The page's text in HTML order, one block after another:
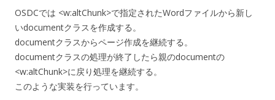
OSDCでは <w:altChunk>で指定されたWordファイルから新し
いdocumentクラスを作成する。
documentクラスからページ作成を継続する。
documentクラスの処理が終了したら親のdocumentの
<w:altChunk>に戻り処理を継続する。
このような実装を行っています。